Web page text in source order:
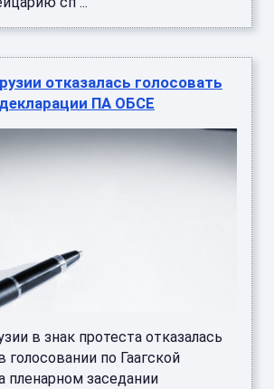
отказалась голосовать
ПА ОБСЕ
в знак протеста отказалась
голосовании по Гаагской
пленарном заседании